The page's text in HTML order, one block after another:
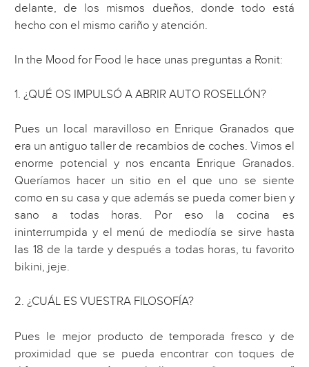
delante, de los mismos dueños, donde todo está
hecho con el mismo cariño y atención.
In the Mood for Food le hace unas preguntas a Ronit:
1. ¿QUÉ OS IMPULSÓ A ABRIR AUTO ROSELLÓN?
Pues un local maravilloso en Enrique Granados que
era un antiguo taller de recambios de coches. Vimos el
enorme potencial y nos encanta Enrique Granados.
Queríamos hacer un sitio en el que uno se siente
como en su casa y que además se pueda comer bien y
sano a todas horas. Por eso la cocina es
ininterrumpida y el menú de mediodía se sirve hasta
las 18 de la tarde y después a todas horas, tu favorito
bikini, jeje.
2. ¿CUÁL ES VUESTRA FILOSOFÍA?
Pues le mejor producto de temporada fresco y de
proximidad que se pueda encontrar con toques de